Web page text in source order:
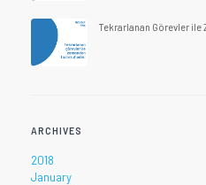
Tekrarlanan Görevler ile
ARCHIVES
2018
January